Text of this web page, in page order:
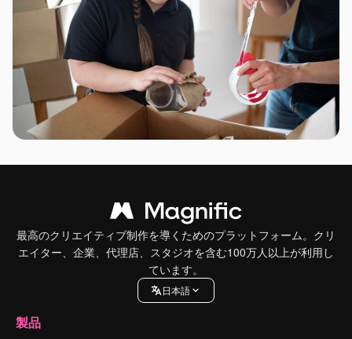
最高のクリエイティブ制作を導くためのプラットフォーム。クリ
エイター、企業、代理店、スタジオを含む100万人以上が利用し
ています。
日本語
製品